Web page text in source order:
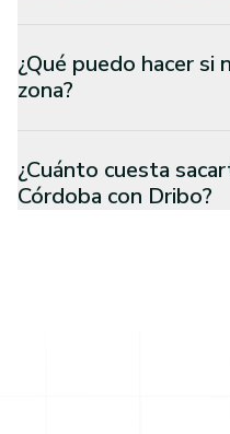
¿Qué puedo hacer si
zona?
¿Cuánto cuesta
Córdoba con Dribo?